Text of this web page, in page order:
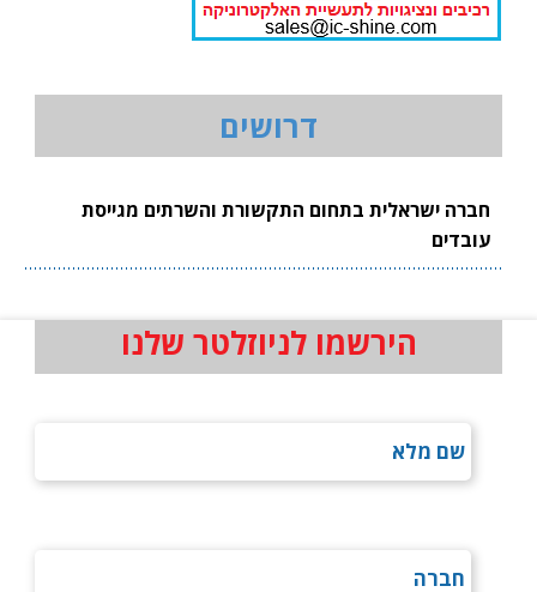
דרושים
ישראלית בתחום התקשורת והשרתים מגייסת
הירשמו לניוזלטר שלנו